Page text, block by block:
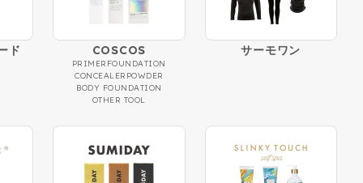
ド COSCOS
PRIMER FOUNDATION
CONCEALER POWDER
BODY FOUNDATION
OTHER TOOL
サーモワン